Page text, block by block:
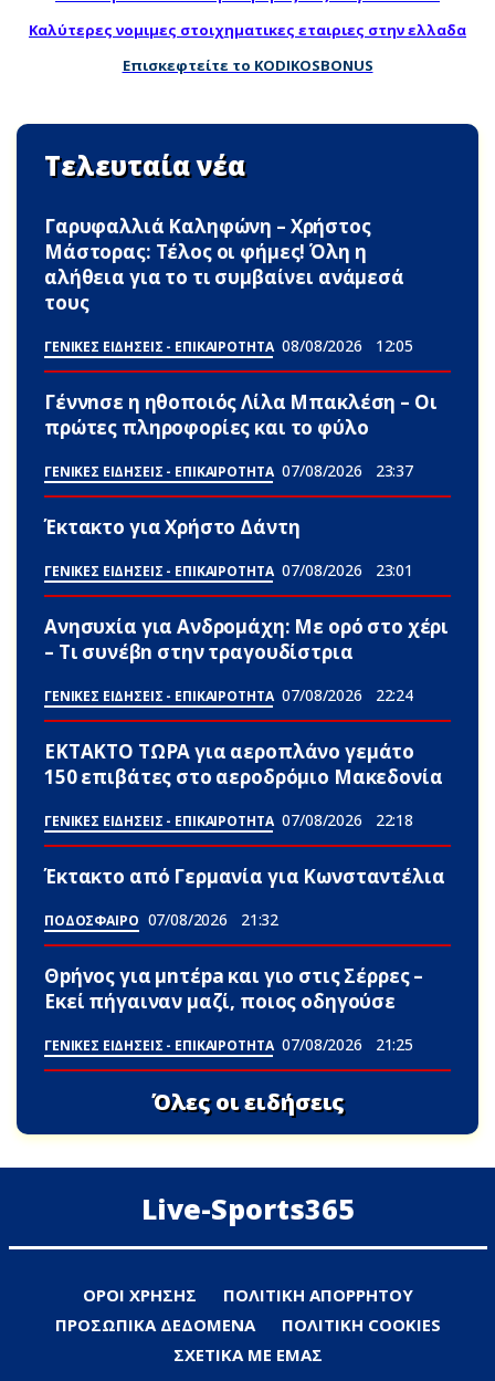
Καλύτερες νομιμες στοιχηματικες εταιριες στην ελλαδα
Επισκεφτείτε το KODIKOSBONUS
Τελευταία νέα
Γαρυφαλλιά Καληφώνη – Χρήστος
Μάστορας: Τέλος οι φήμες! Όλη η
αλήθεια για το τι συμβαίνει ανάμεσά
τους
ΓΕΝΙΚΕΣ ΕΙΔΗΣΕΙΣ - ΕΠΙΚΑΙΡΟΤΗΤΑ 08/08/2026 12:05
Γέννnσε η ηθοποιός Λίλα Μπακλέση – Οι
πρώτες πληροφορίες και το φύλο
ΓΕΝΙΚΕΣ ΕΙΔΗΣΕΙΣ - ΕΠΙΚΑΙΡΟΤΗΤΑ 07/08/2026 23:37
Έκτακτο για Χρήστο Δάντη
ΓΕΝΙΚΕΣ ΕΙΔΗΣΕΙΣ - ΕΠΙΚΑΙΡΟΤΗΤΑ 07/08/2026 23:01
Ανησυxία για Ανδρομάχη: Με ορό στο χέρι
– Τι συνέβn στην τραγουδίστρια
ΓΕΝΙΚΕΣ ΕΙΔΗΣΕΙΣ - ΕΠΙΚΑΙΡΟΤΗΤΑ 07/08/2026 22:24
ΕΚΤΑΚΤΟ ΤΩΡΑ για αεροπλάνο γεμάτο
150 επιβάτες στο αεροδρόμιο Μακεδονία
ΓΕΝΙΚΕΣ ΕΙΔΗΣΕΙΣ - ΕΠΙΚΑΙΡΟΤΗΤΑ 07/08/2026 22:18
Έκτακτο από Γερμανία για Κωνσταντέλια
ΠΟΔΟΣΦΑΙΡΟ 07/08/2026 21:32
Θpήvος για μnτέpa και γιο στις Σέρρες –
Εκεί πήγαιναν μαζί, ποιος οδηγούσε
ΓΕΝΙΚΕΣ ΕΙΔΗΣΕΙΣ - ΕΠΙΚΑΙΡΟΤΗΤΑ 07/08/2026 21:25
Όλες οι ειδήσεις
Live-Sports365
ΟΡΟΙ ΧΡΗΣΗΣ
ΠΟΛΙΤΙΚΗ ΑΠΟΡΡΗΤΟΥ
ΠΡΟΣΩΠΙΚΑ ΔΕΔΟΜΕΝΑ
ΠΟΛΙΤΙΚΗ COOKIES
ΣΧΕΤΙΚΑ ΜΕ ΕΜΑΣ